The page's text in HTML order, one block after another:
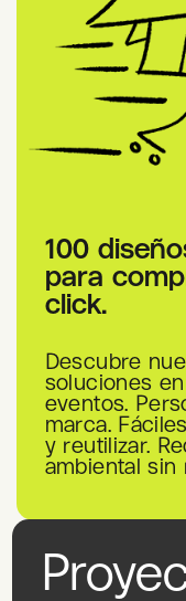
100
para
click.
Descubre
soluciones
eventos.
marca.
y reutilizar.
ambiental sin